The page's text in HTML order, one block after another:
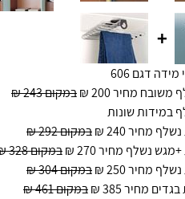
+
דגם 606
מחיר 200 ₪
במקום 243 ₪
במידות שונות
מחיר 240 ₪
במקום 292 ₪
נשלף מחיר 270 ₪
במקום 328 ₪
מחיר 250 ₪
במקום 304 ₪
מחיר 385 ₪
במקום 461 ₪